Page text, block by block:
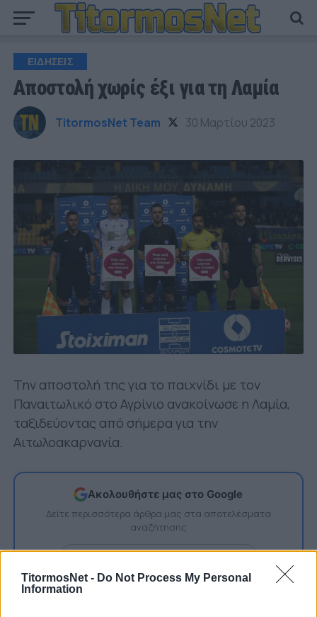
TitormosNet - Do Not Process My Personal
Information
ΕΙΔΗΣΕΙΣ
Αποστολή χωρίς έξι για τη Λαμία
TitormosNet Team 30 Μαρτίου 2023
Την αποστολή της για το παιχνίδι με τον
Παναιτωλικό στο Αγρίνιο ανακοίνωσε η Λαμία,
ταξιδεύοντας από σήμερα για την
Αιτωλοακαρνανία.
Ακολουθήστε μας στο Google
Δείτε περισσότερα άρθρα μας στα αποτελέσματα
αναζήτησης